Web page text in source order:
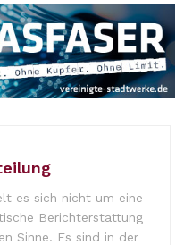
es sich nicht um eine
Berichterstattung
Sinne. Es sind in der